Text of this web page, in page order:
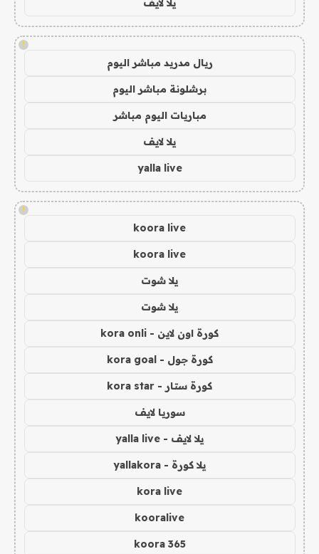
!
ريال مدريد مباشر اليوم
برشلونة مباشر اليوم
مباريات اليوم مباشر
يلا لايف
yalla live
!
koora live
koora live
يلا شوت
يلا شوت
كورة اون لاين - kora onli
كورة جول - kora goal
كورة ستار - kora star
سوريا لايف
يلا لايف - yalla live
يلا كورة - yallakora
kora live
kooralive
koora 365